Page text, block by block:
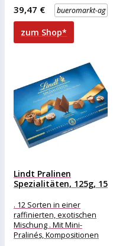
Füllung . 5 verschiedene
Sorten .
bueromarkt-ag
39,47 €
zum Shop*
Lindt Pralinen
Spezialitäten, 125g, 15
. 12 Sorten in einer
raffinierten, exotischen
Mischung . Mit Mini-
Pralinés, Kompositionen